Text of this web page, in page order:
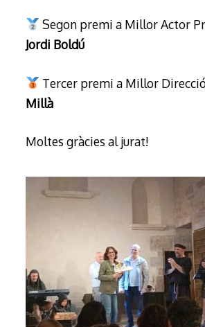
Segon premi a Millor Actor
Jordi Boldú
Tercer premi a Millor
Millà
Moltes gràcies al jurat!